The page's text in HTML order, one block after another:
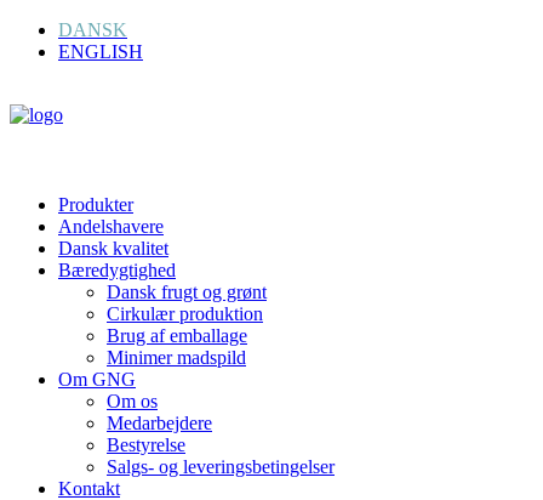
DANSK
ENGLISH
Produkter
Andelshavere
Dansk kvalitet
Bæredygtighed
Dansk frugt og grønt
Cirkulær produktion
Brug af emballage
Minimer madspild
Om GNG
Om os
Medarbejdere
Bestyrelse
Salgs- og leveringsbetingelser
Kontakt